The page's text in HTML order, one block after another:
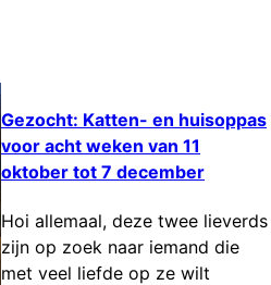
Gezocht: Katten- en huisoppas
voor acht weken van 11
oktober tot 7 december
Hoi allemaal, deze twee lieverds
zijn op zoek naar iemand die
met veel liefde op ze wilt